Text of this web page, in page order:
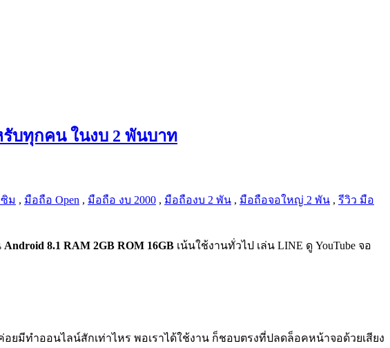
บทุกคน ในงบ 2 พันบาท
ม , มือถือ Open , มือถือ งบ 2000 , มือถืองบ 2 พัน , มือถือจอใหญ่ 2 พัน , รีวิว มือ
Android 8.1 RAM 2GB ROM 16GB เน้นใช้งานทั่วไป เล่น LINE ดู YouTube จอ
อยมีทำออนไลน์สักเท่าไหร พอเราได้ใช้งาน ก็ชอบตรงที่ปลดล็อคหน้าจอด้วยเสียง